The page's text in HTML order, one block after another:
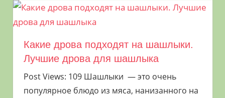
Какие дрова подходят на шашлыки.
Лучшие дрова для шашлыка
Post Views: 109 Шашлыки — это очень
популярное блюдо из мяса, нанизанного на